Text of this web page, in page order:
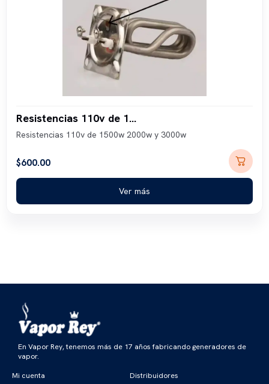
Resistencias 110v de 1500w 2000w y 3000w
Resistencias 110v de 1500w 2000w y 3000w
$600.00
Ver más
En Vapor Rey, tenemos más de 17 años fabricando generadores de
vapor.
Mi cuenta
Distribuidores